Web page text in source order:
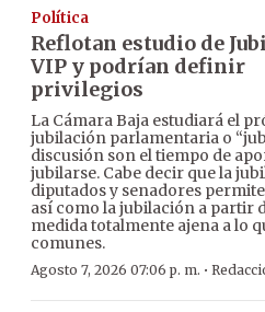
Política
Reflotan estudio de
VIP y podrían definir
privilegios
La Cámara Baja estudiará el
jubilación parlamentaria o
discusión son el tiempo de
jubilarse. Cabe decir que la
diputados y senadores
así como la jubilación a partir
medida totalmente ajena a lo
comunes.
Agosto 7, 2026 07:06 p. m. ·